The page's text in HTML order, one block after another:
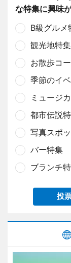
な特集に興味
B級グルメ
観光地特集
お散歩コ
季節のイ
ミュージ
都市伝説
写真スポ
バー特集
ブランチ
投